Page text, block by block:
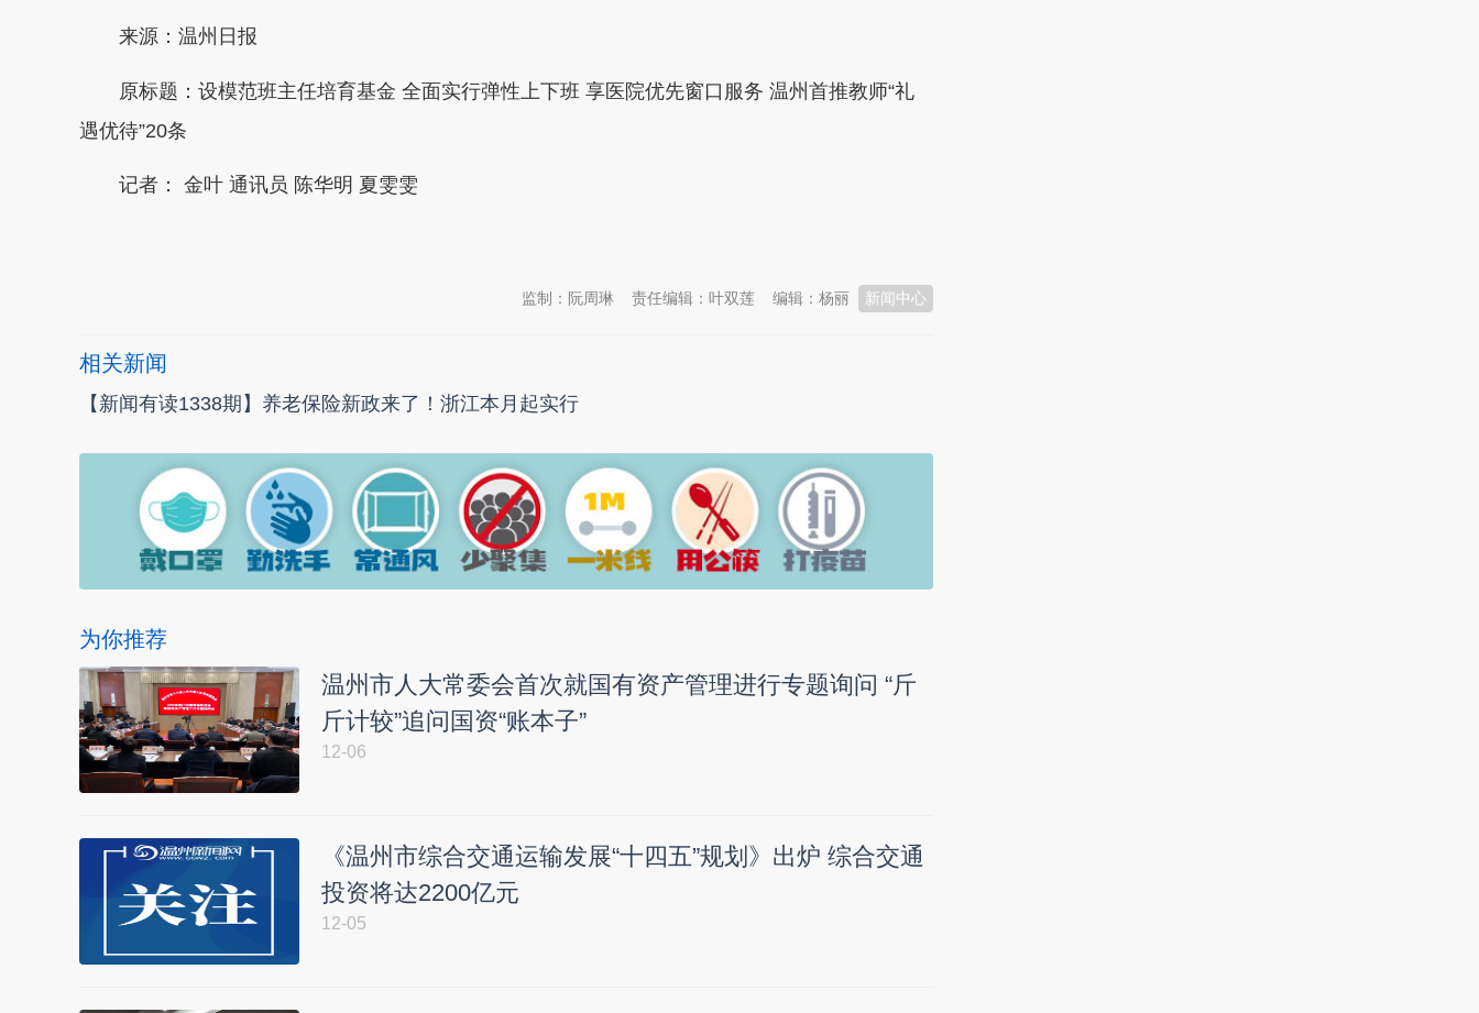
来源：温州日报
原标题：设模范班主任培育基金 全面实行弹性上下班 享医院优先窗口服务 温州首推教师“礼
遇优待”20条
记者： 金叶 通讯员 陈华明 夏雯雯
新闻中心
编辑：杨丽
责任编辑：叶双莲
监制：阮周琳
相关新闻
【新闻有读1338期】养老保险新政来了！浙江本月起实行
为你推荐
温州市人大常委会首次就国有资产管理进行专题询问 “斤
斤计较”追问国资“账本子”
12-06
《温州市综合交通运输发展“十四五”规划》出炉 综合交通
投资将达2200亿元
12-05